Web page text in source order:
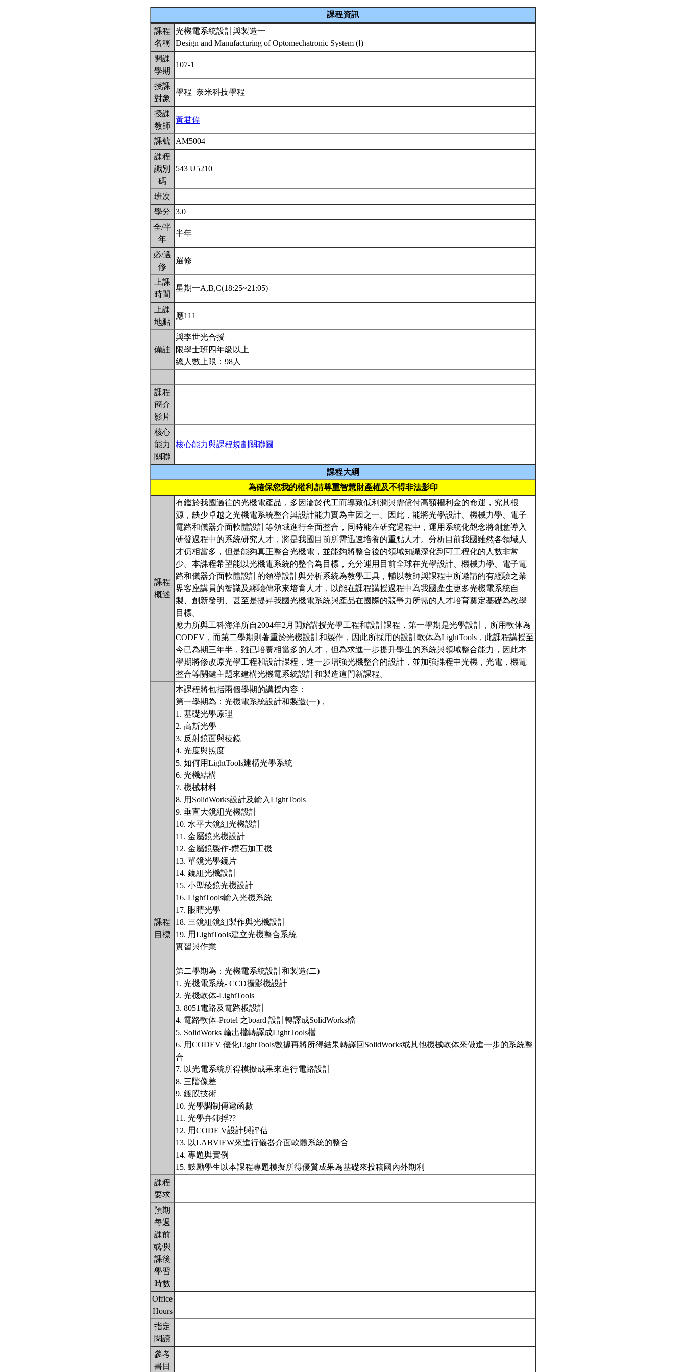
課程資訊
課程
名稱
光機電系統設計與製造一
Design and Manufacturing of Optomechatronic System (Ⅰ)
開課
學期
107-1
授課
對象
學程 奈米科技學程
授課
教師
黃君偉
課號
AM5004
課程
識別
碼
543 U5210
班次
學分
3.0
全/半
年
半年
必/選
修
選修
上課
時間
星期一A,B,C(18:25~21:05)
上課
地點
應111
備註
與李世光合授
限學士班四年級以上
總人數上限：98人
課程
簡介
影片
核心
能力
關聯
核心能力與課程規劃關聯圖
課程大綱
為確保您我的權利,請尊重智慧財產權及不得非法影印
課程
概述
有鑑於我國過往的光機電產品，多因淪於代工而導致低利潤與需償付高額權利金的命運，究其根
源，缺少卓越之光機電系統整合與設計能力實為主因之一。因此，能將光學設計、機械力學、電子
電路和儀器介面軟體設計等領域進行全面整合，同時能在研究過程中，運用系統化觀念將創意導入
研發過程中的系統研究人才，將是我國目前所需迅速培養的重點人才。分析目前我國雖然各領域人
才仍相當多，但是能夠真正整合光機電，並能夠將整合後的領域知識深化到可工程化的人數非常
少。本課程希望能以光機電系統的整合為目標，充分運用目前全球在光學設計、機械力學、電子電
路和儀器介面軟體設計的領導設計與分析系統為教學工具，輔以教師與課程中所邀請的有經驗之業
界客座講員的智識及經驗傳承來培育人才，以能在課程講授過程中為我國產生更多光機電系統自
製、創新發明、甚至是提昇我國光機電系統與產品在國際的競爭力所需的人才培育奠定基礎為教學
目標。
應力所與工科海洋所自2004年2月開始講授光學工程和設計課程，第一學期是光學設計，所用軟体為
CODEV，而第二學期則著重於光機設計和製作，因此所採用的設計軟体為LightTools，此課程講授至
今已為期三年半，雖已培養相當多的人才，但為求進一步提升學生的系統與領域整合能力，因此本
學期將修改原光學工程和設計課程，進一步增強光機整合的設計，並加強課程中光機，光電，機電
整合等關鍵主題來建構光機電系統設計和製造這門新課程。
課程
目標
本課程將包括兩個學期的講授內容：
第一學期為：光機電系統設計和製造(一)，
1. 基礎光學原理
2. 高斯光學
3. 反射鏡面與稜鏡
4. 光度與照度
5. 如何用LightTools建構光學系統
6. 光機結構
7. 機械材料
8. 用SolidWorks設計及輸入LightTools
9. 垂直大鏡組光機設計
10. 水平大鏡組光機設計
11. 金屬鏡光機設計
12. 金屬鏡製作-鑽石加工機
13. 單鏡光學鏡片
14. 鏡組光機設計
15. 小型稜鏡光機設計
16. LightTools輸入光機系統
17. 眼睛光學
18. 三鏡組鏡組製作與光機設計
19. 用LightTools建立光機整合系統
實習與作業
第二學期為：光機電系統設計和製造(二)
1. 光機電系統- CCD攝影機設計
2. 光機軟体-LightTools
3. 8051電路及電路板設計
4. 電路軟体-Protel 之board 設計轉譯成SolidWorks檔
5. SolidWorks 輸出檔轉譯成LightTools檔
6. 用CODEV 優化LightTools數據再將所得結果轉譯回SolidWorks或其他機械軟体來做進一步的系統整
合
7. 以光電系統所得模擬成果來進行電路設計
8. 三階像差
9. 鍍膜技術
10. 光學調制傳遞函數
11. 光學弁鈰捊??
12. 用CODE V設計與評估
13. 以LABVIEW來進行儀器介面軟體系統的整合
14. 專題與實例
15. 鼓勵學生以本課程專題模擬所得優質成果為基礎來投稿國內外期利
課程
要求
預期
每週
課前
或/與
課後
學習
時數
Office
Hours
指定
閱讀
參考
書目